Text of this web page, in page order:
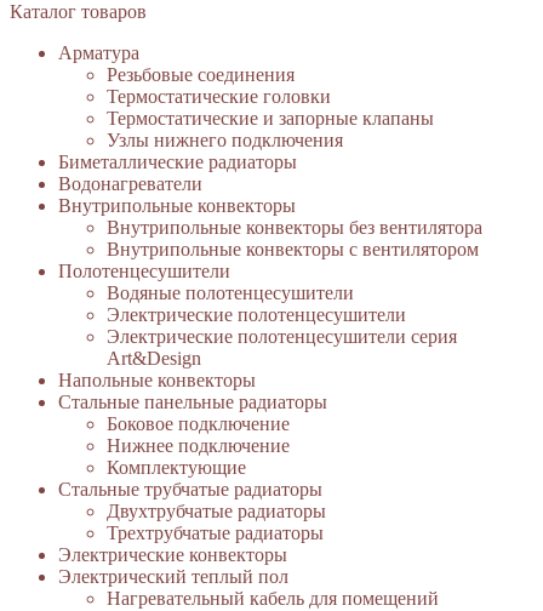
Каталог товаров
Арматура
Резьбовые соединения
Термостатические головки
Термостатические и запорные клапаны
Узлы нижнего подключения
Биметаллические радиаторы
Водонагреватели
Внутрипольные конвекторы
Внутрипольные конвекторы без вентилятора
Внутрипольные конвекторы с вентилятором
Полотенцесушители
Водяные полотенцесушители
Электрические полотенцесушители
Электрические полотенцесушители серия
Art&Design
Напольные конвекторы
Стальные панельные радиаторы
Боковое подключение
Нижнее подключение
Комплектующие
Стальные трубчатые радиаторы
Двухтрубчатые радиаторы
Трехтрубчатые радиаторы
Электрические конвекторы
Электрический теплый пол
Нагревательный кабель для помещений